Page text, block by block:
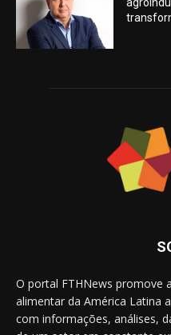
O portal FTHNews promove
alimentar da América Latina
com informações, análises,